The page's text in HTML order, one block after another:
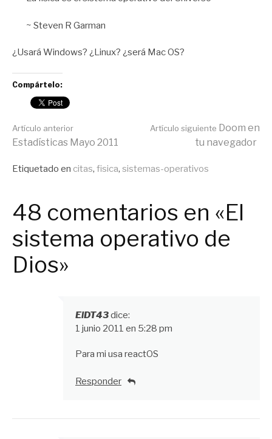
~ Steven R Garman
¿Usará Windows? ¿Linux? ¿será Mac OS?
Compártelo:
Seguir
leyendo
Artículo anterior
Estadísticas Mayo 2011
Artículo siguiente Doom en
tu navegador
Publicado
Etiquetado en citas, fisica, sistemas-operativos
48 comentarios en «El
sistema operativo de
Dios»
ElDT43dice:
1 junio 2011 en 5:28 pm
Para mi usa reactOS
Responder